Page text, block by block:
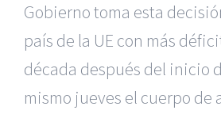
Gobierno toma esta
país de la UE con más
década después del inicio
mismo jueves el cuerpo de